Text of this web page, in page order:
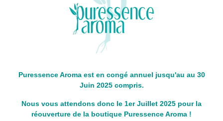
Puressence Aroma est en congé annuel jusqu'au au 30
Juin 2025 compris.
Nous vous attendons donc le 1er Juillet 2025 pour la
réouverture de la boutique Puressence Aroma !